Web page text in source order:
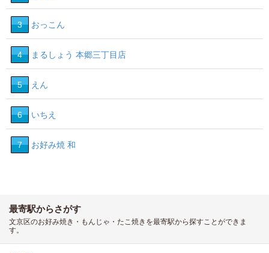
3 おっこん
4 まるしょう 本郷三丁目店
5 えん
6 いちえ
7 お好み焼 和
最寄駅からさがす
文京区のお好み焼き・もんじゃ・たこ焼きを最寄駅から探すことができま
す。